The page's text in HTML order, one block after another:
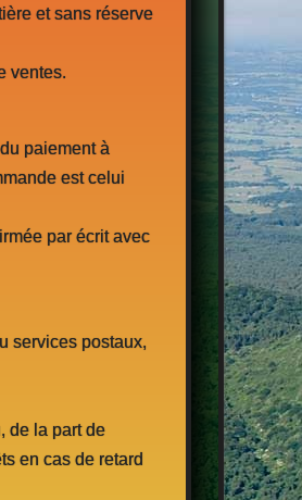
et sans réserve
ventes.
paiement à
est celui
par écrit avec
services postaux,
de la part de
en cas de retard